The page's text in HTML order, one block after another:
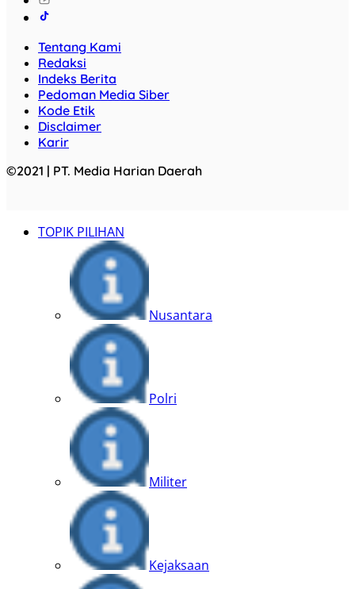
Tentang Kami
Redaksi
Indeks Berita
Pedoman Media Siber
Kode Etik
Disclaimer
Karir
©2021 | PT. Media Harian Daerah
TOPIK PILIHAN
Nusantara
Polri
Militer
Kejaksaan